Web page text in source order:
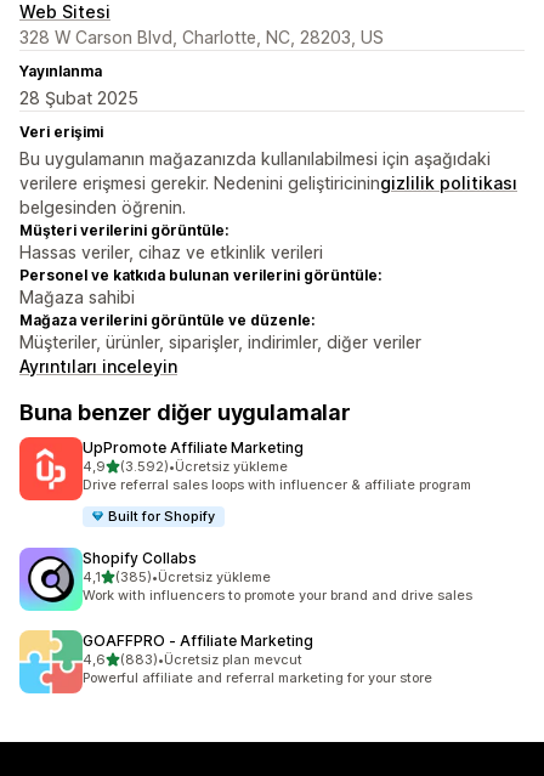
Web Sitesi
328 W Carson Blvd, Charlotte, NC, 28203, US
Yayınlanma
28 Şubat 2025
Veri erişimi
Bu uygulamanın mağazanızda kullanılabilmesi için aşağıdaki
verilere erişmesi gerekir. Nedenini geliştiriciningizlilik politikası
belgesinden öğrenin.
Müşteri verilerini görüntüle:
Hassas veriler, cihaz ve etkinlik verileri
Personel ve katkıda bulunan verilerini görüntüle:
Mağaza sahibi
Mağaza verilerini görüntüle ve düzenle:
Müşteriler, ürünler, siparişler, indirimler, diğer veriler
Ayrıntıları inceleyin
Buna benzer diğer uygulamalar
UpPromote Affiliate Marketing
4,95 yıldız üzerinden
(3.592)
toplam 3592 değerlendirme
•Ücretsiz yükleme
Drive referral sales loops with influencer & affiliate program
Built for Shopify
Shopify Collabs
4,15 yıldız üzerinden
(385)
toplam 385 değerlendirme
•Ücretsiz yükleme
Work with influencers to promote your brand and drive sales
GOAFFPRO ‑ Affiliate Marketing
4,65 yıldız üzerinden
(883)
toplam 883 değerlendirme
•Ücretsiz plan mevcut
Powerful affiliate and referral marketing for your store